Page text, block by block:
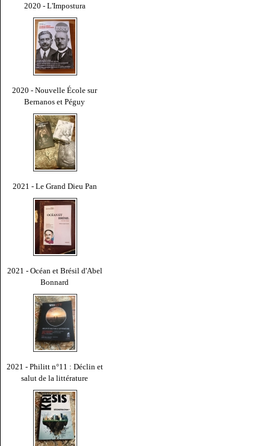
2020 - L'Impostura
2020 - Nouvelle École sur
Bernanos et Péguy
2021 - Le Grand Dieu Pan
2021 - Océan et Brésil d'Abel
Bonnard
2021 - Philitt n°11 : Déclin et
salut de la littérature